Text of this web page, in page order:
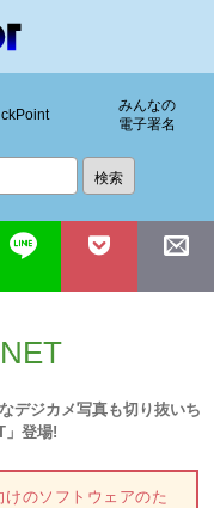
みんなの
電子署名
デジカメ写真も切り抜いち
」登場!
のソフトウェアのた